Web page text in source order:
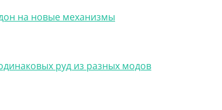
на новые механизмы
руд из разных модов